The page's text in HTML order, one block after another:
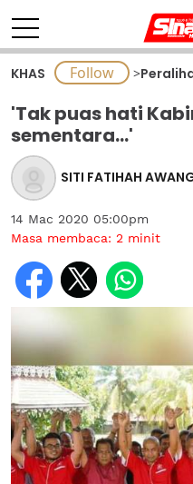
KHAS >
'Tak puas hati
sementara...'
SITI FATIHAH
14 Mac 2020 05:00pm
Masa membaca: 2 minit